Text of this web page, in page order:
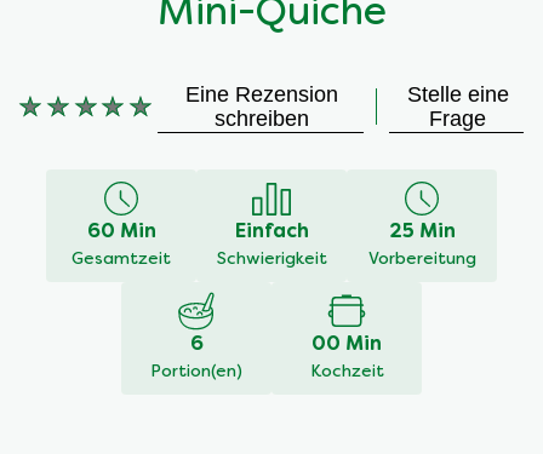
Mini-Quiche
Keine
abgegeben
Eine Rezension
schreiben
Stelle eine
Frage
60 Min
Gesamtzeit
Einfach
Schwierigkeit
25 Min
Vorbereitung
6
Portion(en)
00 Min
Kochzeit